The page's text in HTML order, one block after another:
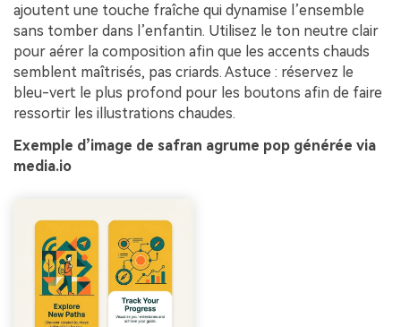
ajoutent une touche fraîche qui dynamise l’ensemble
sans tomber dans l’enfantin. Utilisez le ton neutre clair
pour aérer la composition afin que les accents chauds
semblent maîtrisés, pas criards. Astuce : réservez le
bleu-vert le plus profond pour les boutons afin de faire
ressortir les illustrations chaudes.
Exemple d’image de safran agrume pop générée via
media.io